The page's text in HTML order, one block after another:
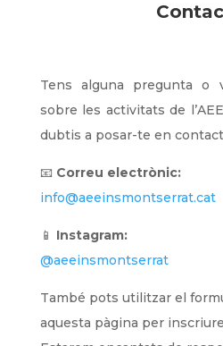
Tens alguna pregunta o
sobre les activitats de
dubtis a posar-te en
📧 Correu electrònic:
info@aeeinsmontserrat.cat
📱 Instagram:
@aeeinsmontserrat
També pots utilitzar el
aquesta pàgina per